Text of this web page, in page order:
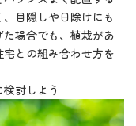
目隠しや日除けにも
場合でも、植栽があ
との組み合わせ方を
討しよう